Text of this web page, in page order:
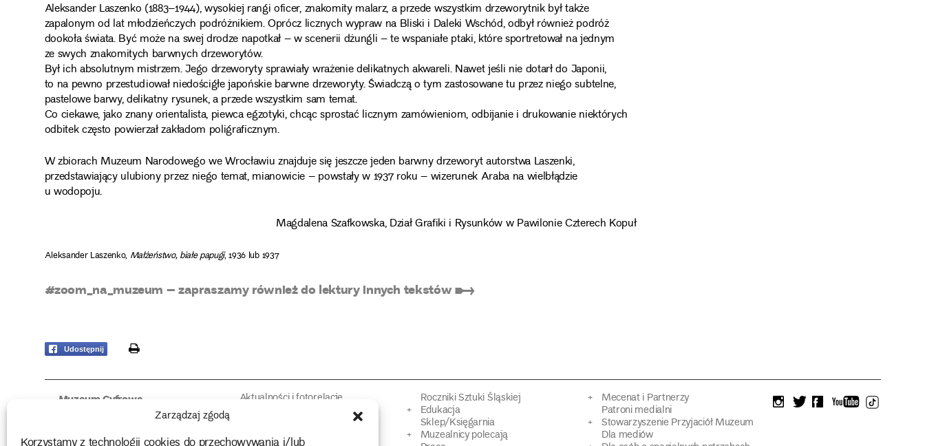
Zarządzaj zgodą
Aleksander Laszenko (1883–1944), wysokiej rangi oficer, znakomity malarz, a przede wszystkim drzeworytnik był także
zapalonym od lat młodzieńczych podróżnikiem. Oprócz licznych wypraw na Bliski i Daleki Wschód, odbył również podróż
dookoła świata. Być może na swej drodze napotkał – w scenerii dżungli – te wspaniałe ptaki, które sportretował na jednym
ze swych znakomitych barwnych drzeworytów.
Był ich absolutnym mistrzem. Jego drzeworyty sprawiały wrażenie delikatnych akwareli. Nawet jeśli nie dotarł do Japonii,
to na pewno przestudiował niedościgłe japońskie barwne drzeworyty. Świadczą o tym zastosowane tu przez niego subtelne,
pastelowe barwy, delikatny rysunek, a przede wszystkim sam temat.
Co ciekawe, jako znany orientalista, piewca egzotyki, chcąc sprostać licznym zamówieniom, odbijanie i drukowanie niektórych
odbitek często powierzał zakładom poligraficznym.
W zbiorach Muzeum Narodowego we Wrocławiu znajduje się jeszcze jeden barwny drzeworyt autorstwa Laszenki,
przedstawiający ulubiony przez niego temat, mianowicie – powstały w 1937 roku – wizerunek Araba na wielbłądzie
u wodopoju.
Magdalena Szafkowska, Dział Grafiki i Rysunków w Pawilonie Czterech Kopuł
Aleksander Laszenko, Małżeństwo, białe papugi, 1936 lub 1937
#zoom_na_muzeum – zapraszamy również do lektury innych tekstów ➸
Udostępnij print
Muzeum Cyfrowe
Użyczenia obiektów
Aktualności i fotorelacje
Muzealne rozmowy
Roczniki Sztuki Śląskiej
Edukacja
Sklep/Księgarnia
Muzealnicy polecają
Mecenat i Partnerzy
Patroni medialni
Stowarzyszenie Przyjaciół Muzeum
Dla mediów
instagram
twitterfacebookyoutube
tiktok